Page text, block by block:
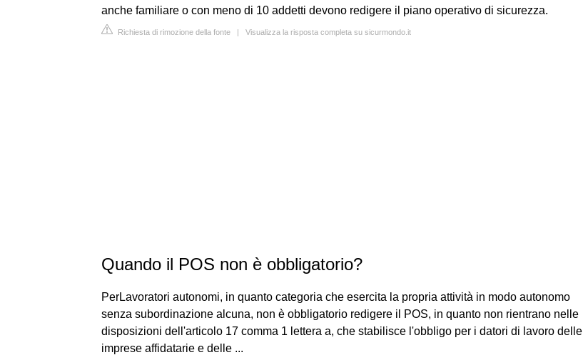
anche familiare o con meno di 10 addetti devono redigere il piano operativo di sicurezza.
Richiesta di rimozione della fonte | Visualizza la risposta completa su sicurmondo.it
Quando il POS non è obbligatorio?
PerLavoratori autonomi, in quanto categoria che esercita la propria attività in modo autonomo
senza subordinazione alcuna, non è obbligatorio redigere il POS, in quanto non rientrano nelle
disposizioni dell'articolo 17 comma 1 lettera a, che stabilisce l'obbligo per i datori di lavoro delle
imprese affidatarie e delle ...